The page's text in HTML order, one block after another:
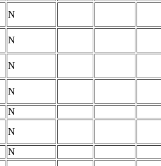
N
N
N
N
N
N
N